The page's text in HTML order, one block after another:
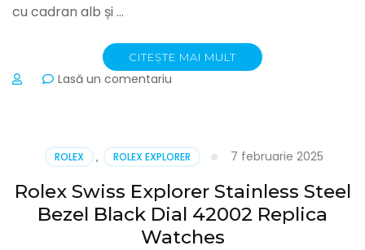
cu cadran alb și …
CITEȘTE MAI MULT
Lasă un comentariu
Complications
White
Brown
Leather
Bracelet
ROLEX , ROLEX EXPLORER 7 februarie 2025
Rolex Swiss Explorer Stainless Steel
Bezel Black Dial 42002 Replica
Watches